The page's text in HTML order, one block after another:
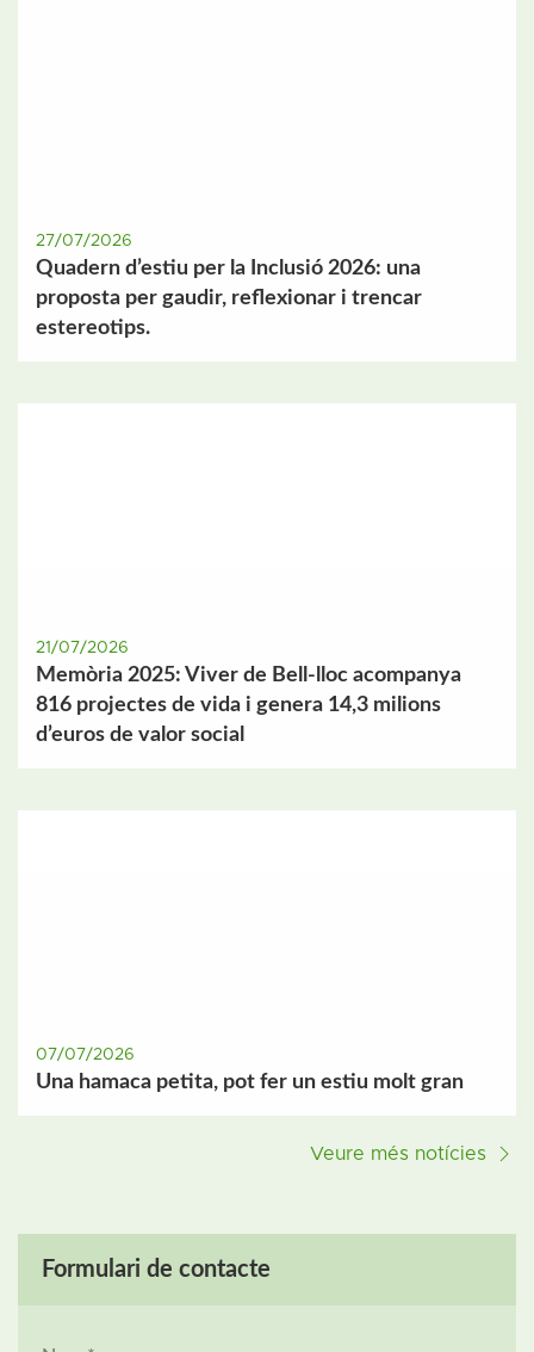
27/07/2026
Quadern d’estiu per la Inclusió 2026: una
proposta per gaudir, reflexionar i trencar
estereotips.
21/07/2026
Memòria 2025: Viver de Bell-lloc acompanya
816 projectes de vida i genera 14,3 milions
d’euros de valor social
07/07/2026
Una hamaca petita, pot fer un estiu molt gran
Veure més notícies
Formulari de contacte